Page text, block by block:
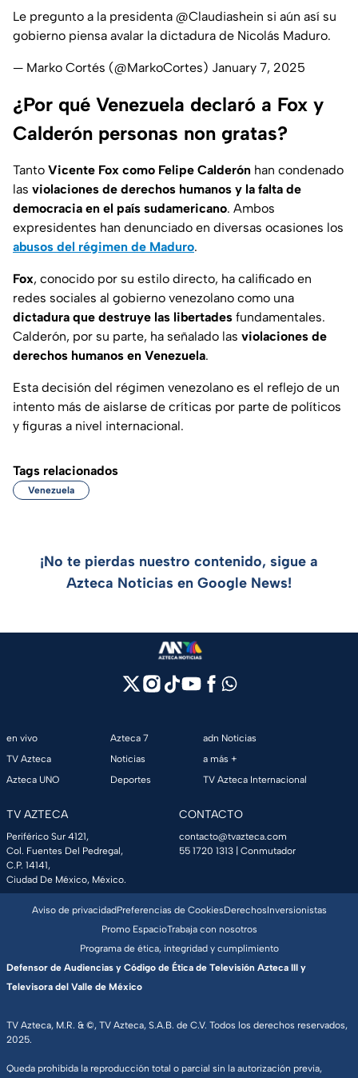
Le pregunto a la presidenta @Claudiashein si aún así su
gobierno piensa avalar la dictadura de Nicolás Maduro.
— Marko Cortés (@MarkoCortes) January 7, 2025
¿Por qué Venezuela declaró a Fox y
Calderón personas non gratas?
Tanto Vicente Fox como Felipe Calderón han condenado
las violaciones de derechos humanos y la falta de
democracia en el país sudamericano. Ambos
expresidentes han denunciado en diversas ocasiones los
abusos del régimen de Maduro.
Fox, conocido por su estilo directo, ha calificado en
redes sociales al gobierno venezolano como una
dictadura que destruye las libertades fundamentales.
Calderón, por su parte, ha señalado las violaciones de
derechos humanos en Venezuela.
Esta decisión del régimen venezolano es el reflejo de un
intento más de aislarse de críticas por parte de políticos
y figuras a nivel internacional.
Tags relacionados
Venezuela
¡No te pierdas nuestro contenido, sigue a
Azteca Noticias en Google News!
en vivo
TV Azteca
Azteca UNO
Azteca 7
Noticias
Deportes
adn Noticias
a más +
TV Azteca Internacional
TV AZTECA
Periférico Sur 4121,
Col. Fuentes Del Pedregal,
C.P. 14141,
Ciudad De México, México.
CONTACTO
contacto@tvazteca.com
55 1720 1313 | Conmutador
TV Azteca, M.R. & ©, TV Azteca, S.A.B. de C.V. Todos los derechos reservados,
2025.
Queda prohibida la reproducción total o parcial sin la autorización previa,
Aviso de privacidadPreferencias de CookiesDerechosInversionistas
Promo EspacioTrabaja con nosotros
Programa de ética, integridad y cumplimiento
Defensor de Audiencias y Código de Ética de Televisión Azteca III y
Televisora del Valle de México